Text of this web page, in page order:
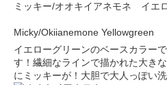
ミッキー/オオキイアネモネ イエ
Micky/Okiianemone Yellowgreen
イエローグリーンのベースカラー
す！繊細なラインで描かれた大き
にミッキーが！大胆で大人っぽい